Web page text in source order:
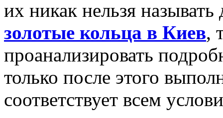
их никак нельзя
золотые кольца в Киев,
проанализировать
только после этого
соответствует всем